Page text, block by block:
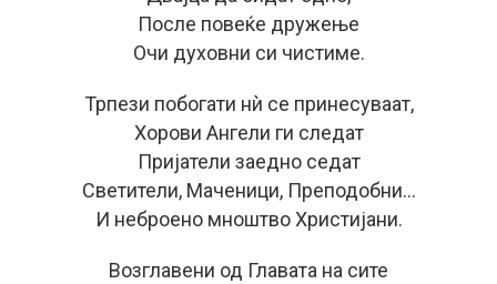
После повеќе дружење
Очи духовни си чистиме.
Трпези побогати нѝ се принесуваат,
Хорови Ангели ги следат
Пријатели заедно седат
Светители, Маченици, Преподобни…
И неброено мноштво Христијани.
Возглавени од Главата на сите